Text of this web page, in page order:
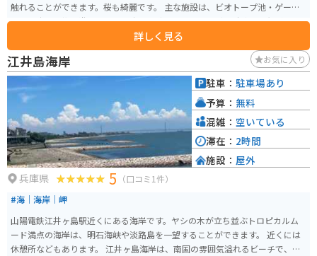
触れることができます。桜も綺麗です。 主な施設は、ビオトープ池・ゲート
ボール広場・複合遊具・多目的広場・砂場・トイレなど。 駐車場は無料です
詳しく見る
江井島海岸 お気に入り
兵庫県 5 （口コミ1件）
#海｜海岸｜岬
山陽電鉄江井ヶ島駅近くにある海岸です。ヤシの木が立ち並ぶトロピカルム
ード満点の海岸は、明石海峡や淡路島を一望することができます。 近くには
休憩所などもあります。 江井ヶ島海岸は、南国の雰囲気溢れるビーチで、明
駐車： 駐車場あり
予算： 無料
混雑： 空いている
滞在： 2時間
施設： 屋外